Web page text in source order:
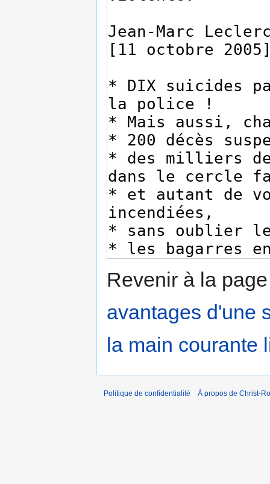
Revenir à la
avantages d'une
la main courante
Politique de confidentialité À propos de Christ-